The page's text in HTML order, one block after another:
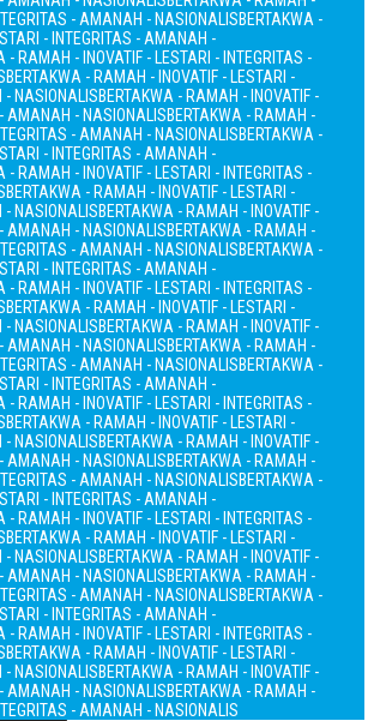
- AMANAH - NASIONALISBERTAKWA -
- INTEGRITAS - AMANAH -
- RAMAH - INOVATIF - LESTARI - INTEGRITAS -
BERTAKWA - RAMAH - INOVATIF - LESTARI -
- NASIONALISBERTAKWA - RAMAH - INOVATIF -
AMANAH - NASIONALISBERTAKWA - RAMAH -
- AMANAH - NASIONALISBERTAKWA -
- INTEGRITAS - AMANAH -
- RAMAH - INOVATIF - LESTARI - INTEGRITAS -
BERTAKWA - RAMAH - INOVATIF - LESTARI -
- NASIONALISBERTAKWA - RAMAH - INOVATIF -
AMANAH - NASIONALISBERTAKWA - RAMAH -
- AMANAH - NASIONALISBERTAKWA -
- INTEGRITAS - AMANAH -
- RAMAH - INOVATIF - LESTARI - INTEGRITAS -
BERTAKWA - RAMAH - INOVATIF - LESTARI -
- NASIONALISBERTAKWA - RAMAH - INOVATIF -
AMANAH - NASIONALISBERTAKWA - RAMAH -
- AMANAH - NASIONALISBERTAKWA -
- INTEGRITAS - AMANAH -
- RAMAH - INOVATIF - LESTARI - INTEGRITAS -
BERTAKWA - RAMAH - INOVATIF - LESTARI -
- NASIONALISBERTAKWA - RAMAH - INOVATIF -
AMANAH - NASIONALISBERTAKWA - RAMAH -
- AMANAH - NASIONALISBERTAKWA -
- INTEGRITAS - AMANAH -
- RAMAH - INOVATIF - LESTARI - INTEGRITAS -
BERTAKWA - RAMAH - INOVATIF - LESTARI -
- NASIONALISBERTAKWA - RAMAH - INOVATIF -
AMANAH - NASIONALISBERTAKWA - RAMAH -
- AMANAH - NASIONALISBERTAKWA -
- INTEGRITAS - AMANAH -
- RAMAH - INOVATIF - LESTARI - INTEGRITAS -
BERTAKWA - RAMAH - INOVATIF - LESTARI -
- NASIONALISBERTAKWA - RAMAH - INOVATIF -
AMANAH - NASIONALISBERTAKWA - RAMAH -
- AMANAH - NASIONALIS